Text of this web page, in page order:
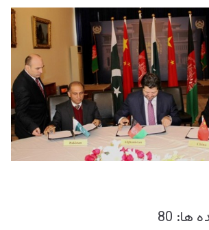
و منطقوی |
د
ستراتېژیکو
او سیمه
ییزو څېړنو
مرکز ها: 80